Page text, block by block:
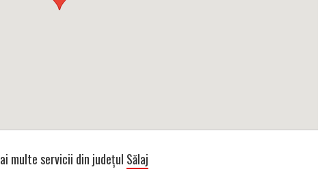
multe servicii din județul Sălaj